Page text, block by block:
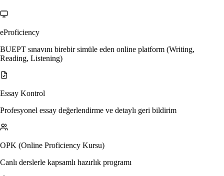
eProficiency
BUEPT sınavını birebir simüle eden online platform (Writing,
Reading, Listening)
Essay Kontrol
Profesyonel essay değerlendirme ve detaylı geri bildirim
OPK (Online Proficiency Kursu)
Canlı derslerle kapsamlı hazırlık programı